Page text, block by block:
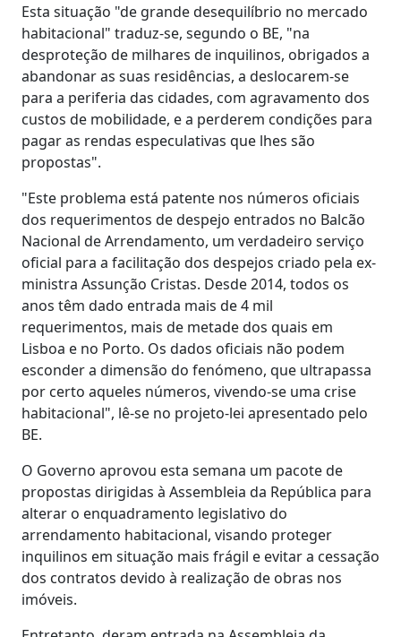
Esta situação "de grande desequilíbrio no mercado
habitacional" traduz-se, segundo o BE, "na
desproteção de milhares de inquilinos, obrigados a
abandonar as suas residências, a deslocarem-se
para a periferia das cidades, com agravamento dos
custos de mobilidade, e a perderem condições para
pagar as rendas especulativas que lhes são
propostas".
"Este problema está patente nos números oficiais
dos requerimentos de despejo entrados no Balcão
Nacional de Arrendamento, um verdadeiro serviço
oficial para a facilitação dos despejos criado pela ex-
ministra Assunção Cristas. Desde 2014, todos os
anos têm dado entrada mais de 4 mil
requerimentos, mais de metade dos quais em
Lisboa e no Porto. Os dados oficiais não podem
esconder a dimensão do fenómeno, que ultrapassa
por certo aqueles números, vivendo-se uma crise
habitacional", lê-se no projeto-lei apresentado pelo
BE.
O Governo aprovou esta semana um pacote de
propostas dirigidas à Assembleia da República para
alterar o enquadramento legislativo do
arrendamento habitacional, visando proteger
inquilinos em situação mais frágil e evitar a cessação
dos contratos devido à realização de obras nos
imóveis.